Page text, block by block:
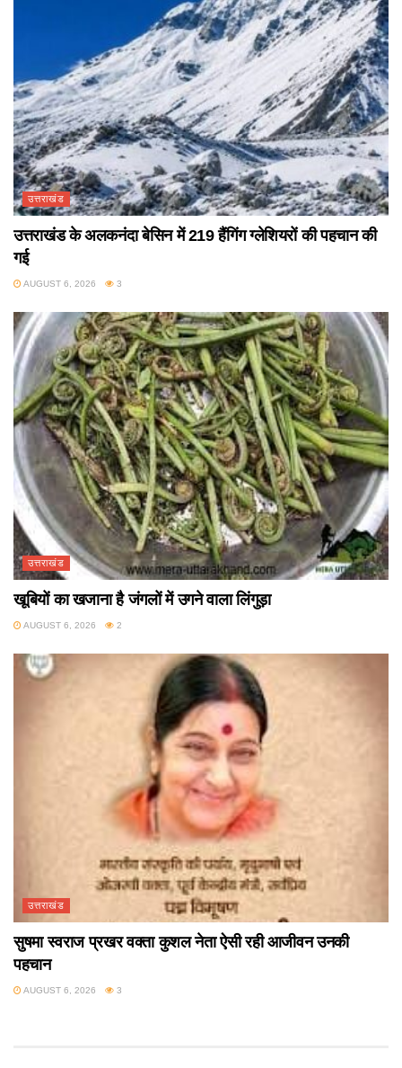
उत्तराखंड
उत्तराखंड के अलकनंदा बेसिन में 219 हैंगिंग ग्लेशियरों की पहचान की
गई
AUGUST 6, 2026 3
उत्तराखंड
खूबियों का खजाना है जंगलों में उगने वाला लिंगुड़ा
AUGUST 6, 2026 2
उत्तराखंड
सुषमा स्वराज प्रखर वक्ता कुशल नेता ऐसी रही आजीवन उनकी
पहचान
AUGUST 6, 2026 3